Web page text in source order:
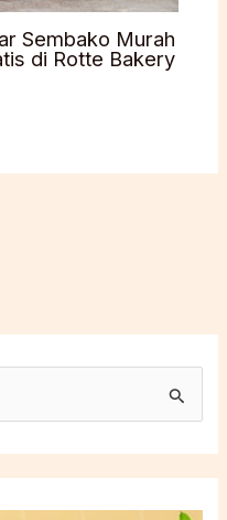
Sembako Murah
di Rotte Bakery